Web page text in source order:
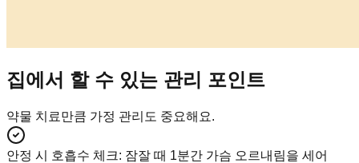
집에서 할 수 있는 관리 포인트
약물 치료만큼 가정 관리도 중요해요.
안정 시 호흡수 체크: 잠잘 때 1분간 가슴 오르내림을 세어